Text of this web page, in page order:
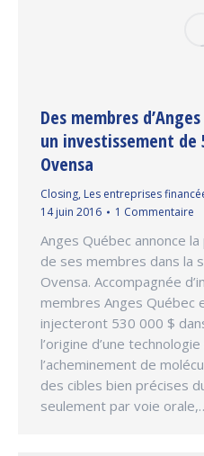
Des membres
un investissement de
Ovensa
Closing, Les entreprises
14 juin 2016
1 Commentaire
Anges Québec annonce
de ses membres dans la
Ovensa. Accompagnée
membres Anges Québec
injecteront 530 000 $
l’origine d’une
l’acheminement de
des cibles bien précises
seulement par voie